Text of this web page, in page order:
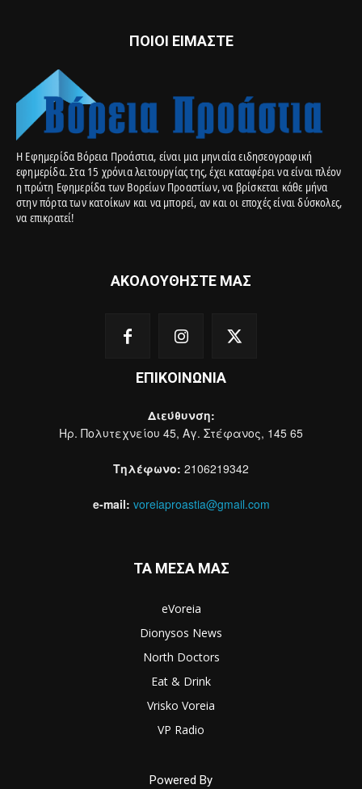
ΠΟΙΟΙ ΕΙΜΑΣΤΕ
Η Εφημερίδα Βόρεια Προάστια, είναι μια μηνιαία ειδησεογραφική
εφημερίδα. Στα 15 χρόνια λειτουργίας της, έχει καταφέρει να είναι πλέον
η πρώτη Εφημερίδα των Βορείων Προαστίων, να βρίσκεται κάθε μήνα
στην πόρτα των κατοίκων και να μπορεί, αν και οι εποχές είναι δύσκολες,
να επικρατεί!
ΑΚΟΛΟΥΘΗΣΤΕ ΜΑΣ
ΕΠΙΚΟΙΝΩΝΙΑ
Διεύθυνση:
Ηρ. Πολυτεχνείου 45, Αγ. Στέφανος, 145 65
Τηλέφωνο: 2106219342
e-mail: voreiaproastia@gmail.com
ΤΑ ΜΕΣΑ ΜΑΣ
eVoreia
Dionysos News
North Doctors
Eat & Drink
Vrisko Voreia
VP Radio
Powered By